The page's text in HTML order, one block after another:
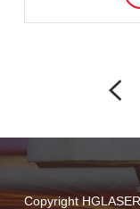
Copyright